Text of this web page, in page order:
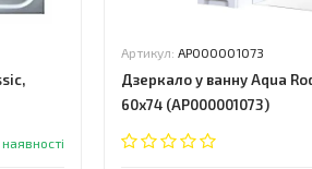
Артикул: АР000001073
Дзеркало у ванну Aqua
60x74 (АР000001073)